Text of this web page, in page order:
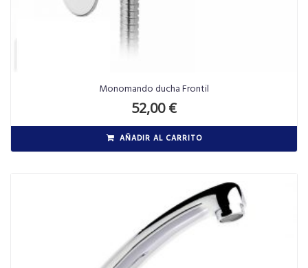
Monomando ducha Frontil
52,00€
AÑADIR AL CARRITO